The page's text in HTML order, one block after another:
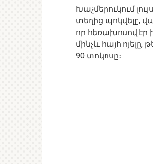
Խաչմերուկում
տեղից պոկվելը,
որ հեռախոսով էր
մինչև հայհ
90 տոկոսը։